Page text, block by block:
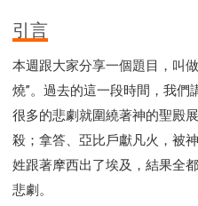
57 腓利門書
63 約翰二書
64 約翰三書
教會
爭戰 信望愛 學習
愛神
喜樂 管理 信仰根基
趕鬼
認識魔鬼的詭計
神所
彰顯神憤怒的器皿
新時代基
神同在
引言
本週跟大家分享一個題目，叫
燒”。過去的這一段時間，我們
很多的悲劇就圍繞著神的聖殿
殺；拿答、亞比戶獻凡火，被
姓跟著摩西出了埃及，結果全
悲劇。